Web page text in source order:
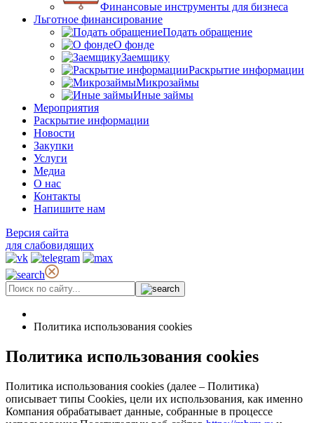
Финансовые инструменты для бизнеса
Льготное финансирование
Подать обращение
О фонде
Заемщику
Раскрытие информации
Микрозаймы
Иные займы
Мероприятия
Раскрытие информации
Новости
Закупки
Услуги
Медиа
О нас
Контакты
Напишите нам
Версия сайта
для слабовидящих
Политика использования cookies
Политика использования cookies
Политика использования cookies (далее – Политика)
описывает типы Cookies, цели их использования, как именно
Компания обрабатывает данные, собранные в процессе